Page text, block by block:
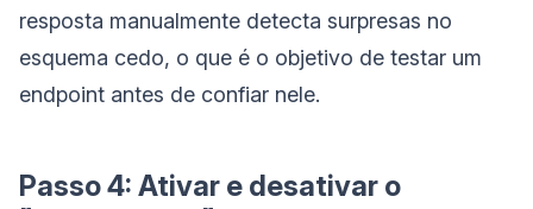
resposta manualmente detecta surpresas no
esquema cedo, o que é o objetivo de testar um
endpoint antes de confiar nele.
Passo 4: Ativar e desativar o